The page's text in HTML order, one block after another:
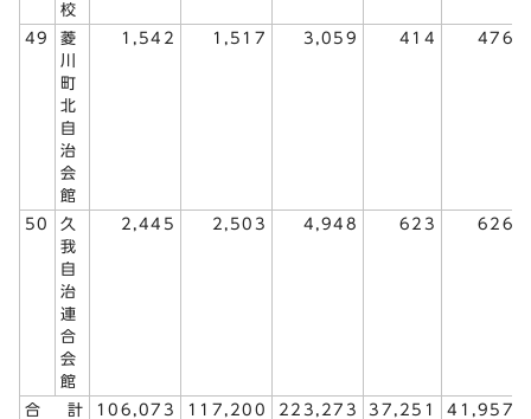
校
49
菱
川
町
北
自
治
会
館
1,542 1,517 3,059 414 476
50
久
我
自
治
連
合
会
館
2,445 2,503 4,948 623 626
合 計 106,073 117,200 223,273 37,251 41,957